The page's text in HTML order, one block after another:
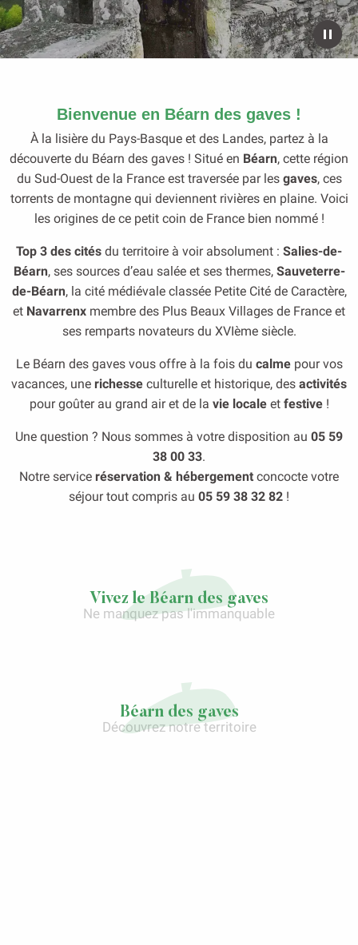
Bienvenue en Béarn des gaves !
À la lisière du Pays-Basque et des Landes, partez à la
découverte du Béarn des gaves ! Situé en Béarn, cette région
du Sud-Ouest de la France est traversée par les gaves, ces
torrents de montagne qui deviennent rivières en plaine. Voici
les origines de ce petit coin de France bien nommé !
Top 3 des cités du territoire à voir absolument : Salies-de-
Béarn, ses sources d’eau salée et ses thermes, Sauveterre-
de-Béarn, la cité médiévale classée Petite Cité de Caractère,
et Navarrenx membre des Plus Beaux Villages de France et
ses remparts novateurs du XVIème siècle.
Le Béarn des gaves vous offre à la fois du calmepour vos
vacances, une richesse culturelle et historique, des activités
pour goûter au grand air et de la vie localeet festive!
Une question ? Nous sommes à votre disposition au 05 59
38 00 33.
Notre service réservation & hébergement concocte votre
séjour tout compris au 05 59 38 32 82 !
Vivez le Béarn des gaves
Ne manquez pas l'immanquable
Béarn des gaves
Découvrez notre territoire